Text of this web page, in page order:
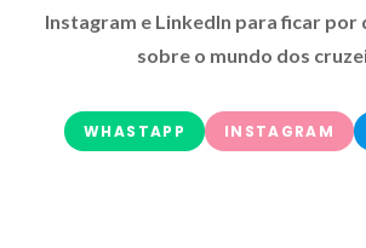
Instagram e LinkedIn para ficar
sobre o mundo dos
WHASTAPP INSTAGRAM